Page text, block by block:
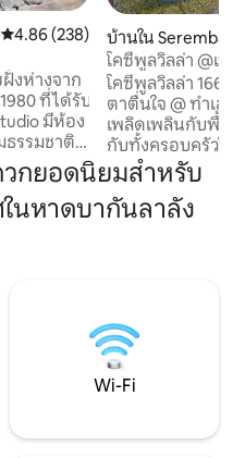
คะแนนเฉลี่ย 4.86 จาก 5, 238 รีวิว
4.86 (238)
งห่างจาก
ที่ได้รับ
มีห้อง
ธรรมชาติ
ลพร้อม
ช้ร่วมกัน
นี้
ห้องนอน
งถิ่นอยู่
บ้านใน Seremban
โคซี่พูลวิลล่า @เซเ
โคซี่พูลวิลล่า
ตาตื่นใจ @ ทำเล
เพลิดเพลินกับพื้น
กับทั้งครอบครัวใน
ห้องนอน 4 ห้องน้
การเข้าพักที่สะดวกสบ
สภาพแวดล้อมที่อ
และประสบการณ์
กยอดนิยมสำหรับ
นหาดบากันลาลัง
Wi-Fi